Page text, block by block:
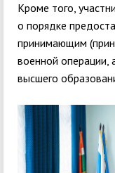
Кроме того,
о порядке
принимающим
военной операции,
высшего